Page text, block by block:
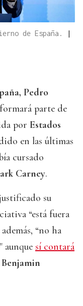
de España.
|
Pedro
parte de
por Estados
en las últimas
cursado
Carney.
su
“está fuera
además, “no ha
" aunque sí contará